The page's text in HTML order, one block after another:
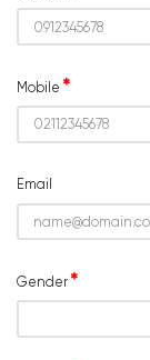
Mobile
Email
Gender